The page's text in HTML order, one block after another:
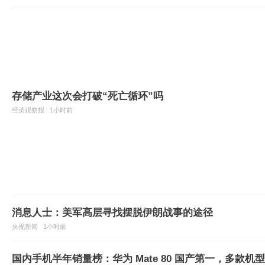
存储产业这次会打破“死亡循环”吗
经济观察报 1小时前
消息人士：美军高层寻找摆脱伊朗战事的途径
央视新闻 1小时前
国内手机半年销量榜：华为 Mate 80 国产第一，多款机